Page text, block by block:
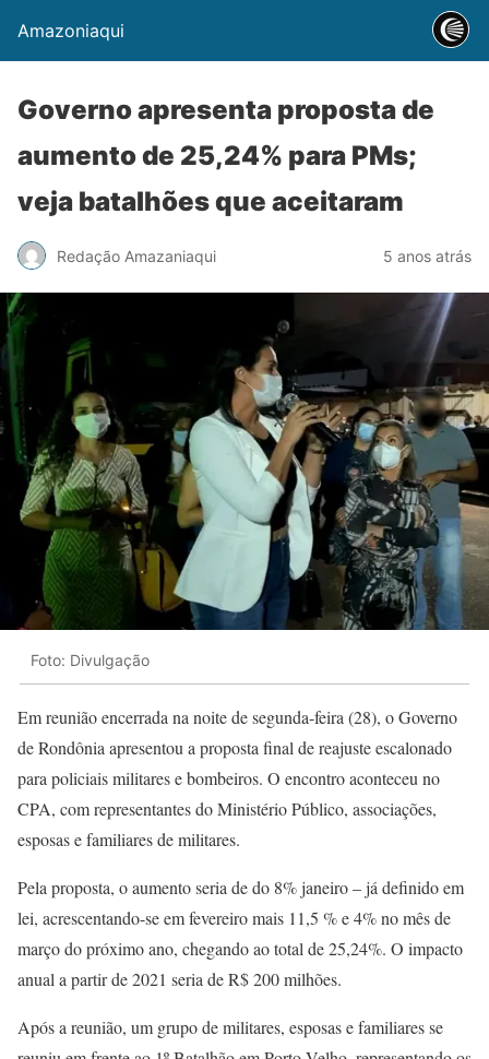
Amazoniaqui
Governo apresenta proposta de
aumento de 25,24% para PMs;
veja batalhões que aceitaram
Redação Amazaniaqui 5 anos atrás
Foto: Divulgação
Em reunião encerrada na noite de segunda-feira (28), o Governo
de Rondônia apresentou a proposta final de reajuste escalonado
para policiais militares e bombeiros. O encontro aconteceu no
CPA, com representantes do Ministério Público, associações,
esposas e familiares de militares.
Pela proposta, o aumento seria de do 8% janeiro – já definido em
lei, acrescentando-se em fevereiro mais 11,5 % e 4% no mês de
março do próximo ano, chegando ao total de 25,24%. O impacto
anual a partir de 2021 seria de R$ 200 milhões.
Após a reunião, um grupo de militares, esposas e familiares se